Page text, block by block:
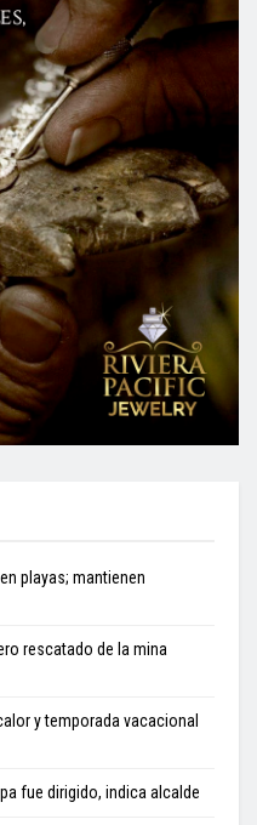
playas; mantienen
rescatado de la mina
y temporada vacacional
fue dirigido, indica alcalde